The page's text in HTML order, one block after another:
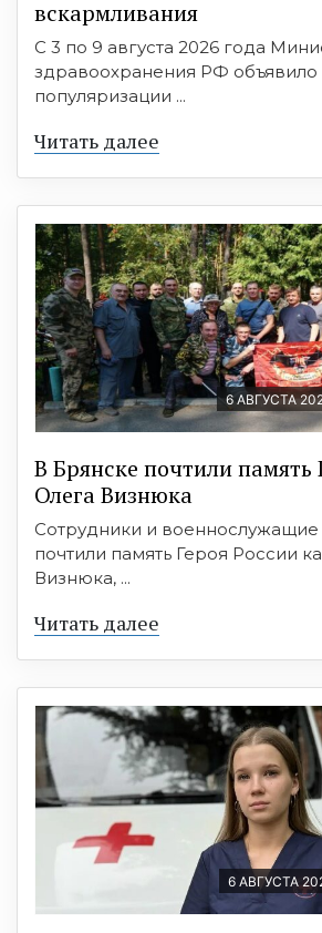
вскармливания
С 3 по 9 августа 2026 года
здравоохранения РФ объявило
популяризации ...
Читать далее
6 АВГУСТА
В Брянске почтили память
Олега Визнюка
Сотрудники и
почтили память Героя России
Визнюка, ...
Читать далее
6 АВГУСТА